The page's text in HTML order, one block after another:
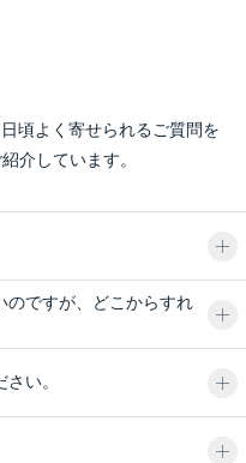
頃よく寄せられるご質問を
介しています。
のですが、どこからすれ
い。